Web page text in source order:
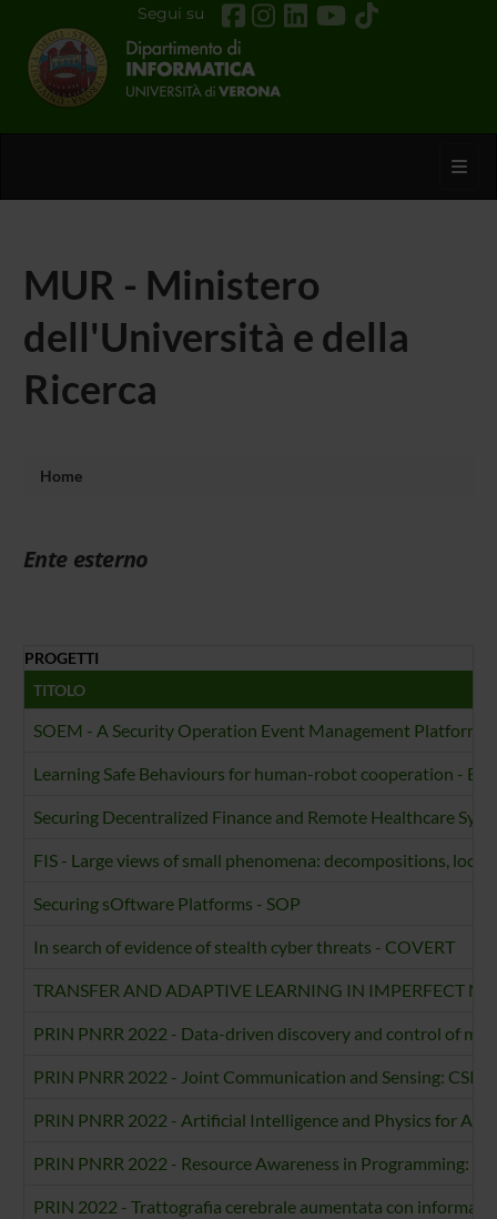
Segui su
MUR - Ministero
dell'Università e della
Ricerca
Home
Ente esterno
PROGETTI
TITOLO
SOEM - A Security Operation Event Management
Learning Safe Behaviours for human-robot cooperation -
Securing Decentralized Finance and Remote Healthcare
FIS - Large views of small phenomena: decompositions,
Securing sOftware Platforms - SOP
In search of evidence of stealth cyber threats - COVERT
TRANSFER AND ADAPTIVE LEARNING IN IMPERFECT
PRIN PNRR 2022 - Data-driven discovery and control of
PRIN PNRR 2022 - Joint Communication and Sensing:
PRIN PNRR 2022 - Artificial Intelligence and Physics for
PRIN PNRR 2022 - Resource Awareness in Programming:
PRIN 2022 - Trattografia cerebrale aumentata con